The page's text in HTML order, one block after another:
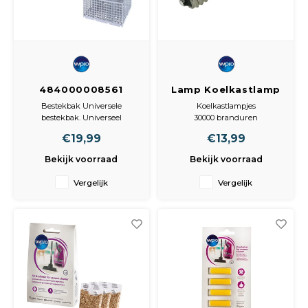
484000008561
Bestekbak
Universele
Bestekbak Universele
bestekbak. Universeel
Twee modulaire
voor de meeste modellen
Om de twee afzonderlijke
afscherming van de
handvatten door deze ho
€19,99
Bekijk voorraad
Vergelijk
Lamp Koelkastlamp
1W LED
Koelkastlampjes
30000 branduren
Ook geschikt voor Vriezer
€13,99
Bekijk voorraad
Vergelijk